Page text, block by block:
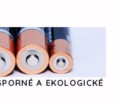
A EKOLOGICKÉ